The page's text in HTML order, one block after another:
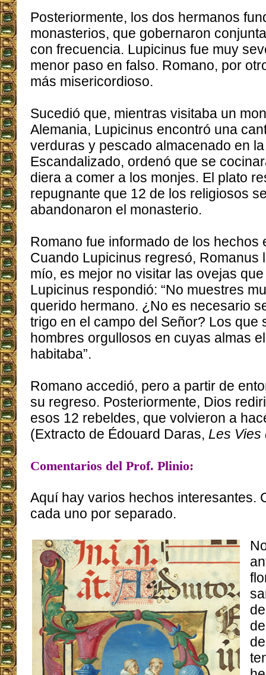
Posteriormente, los dos hermanos
monasterios, que gobernaron
con frecuencia. Lupicinus fue muy
menor paso en falso. Romano, por
más misericordioso.
Sucedió que, mientras visitaba un
Alemania, Lupicinus encontró una
verduras y pescado almacenado en
Escandalizado, ordenó que se
diera a comer a los monjes. El plato
repugnante que 12 de los religiosos
abandonaron el monasterio.
Romano fue informado de los hechos
Cuando Lupicinus regresó, Romanus
mío, es mejor no visitar las ovejas
Lupicinus respondió: “No muestres
querido hermano. ¿No es necesario
trigo en el campo del Señor? Los que
hombres orgullosos en cuyas almas
habitaba”.
Romano accedió, pero a partir de
su regreso. Posteriormente, Dios
esos 12 rebeldes, que volvieron a
(Extracto de Édouard Daras, Les Vies
Comentarios del Prof. Plinio:
Aquí hay varios hechos interesantes.
cada uno por separado.